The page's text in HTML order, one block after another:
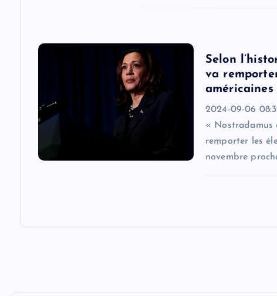
Selon
va
américaines
2024-09-06
« Nostradamus
remporter les
novembre